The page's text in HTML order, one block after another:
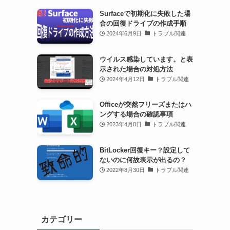
Surfaceで初期化に失敗した場
合の回復ドライブの作成手順
2024年6月9日 トラブル関連
ウイルス感染しています。と表
示された場合の対処方法
2024年4月12日 トラブル関連
Officeが突然フリーズまたはハ
ングする場合の確認事項
2023年4月8日 トラブル関連
BitLocker回復キー？設定して
ないのに何故表示が出るの？
2022年8月30日 トラブル関連
カテゴリー